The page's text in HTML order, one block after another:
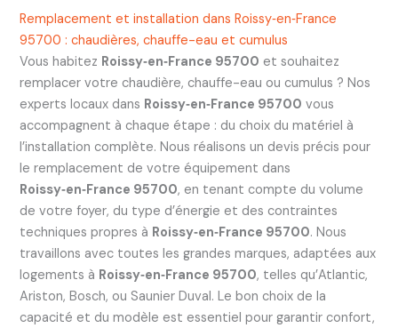
Remplacement et installation dans Roissy‑en‑France
95700 : chaudières, chauffe-eau et cumulus
Vous habitez Roissy‑en‑France 95700 et souhaitez
remplacer votre chaudière, chauffe-eau ou cumulus ? Nos
experts locaux dans Roissy‑en‑France 95700 vous
accompagnent à chaque étape : du choix du matériel à
l’installation complète. Nous réalisons un devis précis pour
le remplacement de votre équipement dans
Roissy‑en‑France 95700, en tenant compte du volume
de votre foyer, du type d’énergie et des contraintes
techniques propres à Roissy‑en‑France 95700. Nous
travaillons avec toutes les grandes marques, adaptées aux
logements à Roissy‑en‑France 95700, telles qu’Atlantic,
Ariston, Bosch, ou Saunier Duval. Le bon choix de la
capacité et du modèle est essentiel pour garantir confort,